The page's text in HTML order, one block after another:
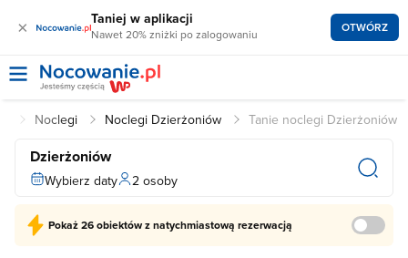
× Taniej w aplikacji
Nawet 20% zniżki po zalogowaniu OTWÓRZ
Noclegi Noclegi Dzierżoniów Tanie noclegi Dzierżoniów
Dzierżoniów
Wybierz daty 2 osoby
Pokaż26 obiektówz natychmiastową rezerwacją